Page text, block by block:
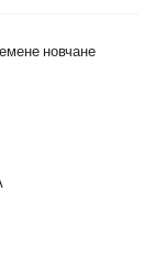
новчане